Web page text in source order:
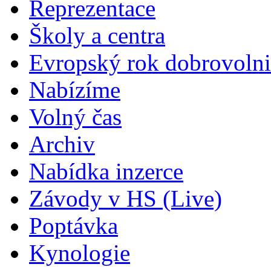
Reprezentace
Školy a centra
Evropský rok
Nabízíme
Volný čas
Archiv
Nabídka inzerce
Závody v HS (Live)
Poptávka
Kynologie